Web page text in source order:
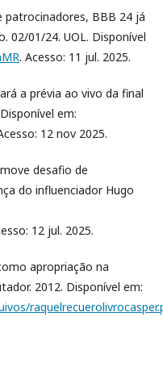
patrocinadores, BBB 24 já
02/01/24. UOL. Disponível
. Acesso: 11 jul. 2025.
a prévia ao vivo da final
em:
12 nov 2025.
desafio de
do influenciador Hugo
12 jul. 2025.
apropriação na
2012. Disponível em: